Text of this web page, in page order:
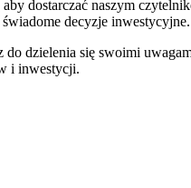
dostarczać naszym
decyzje inwestycyjne.
dzielenia się swoimi
i inwestycji.